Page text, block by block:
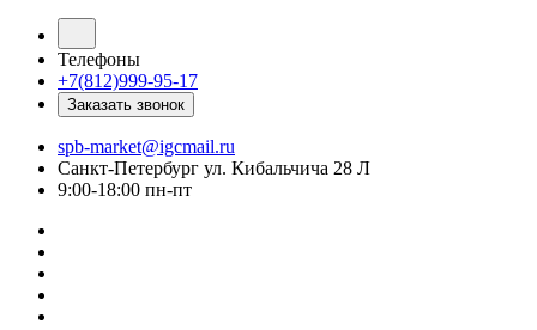
Телефоны
+7(812)999-95-17
Заказать звонок
spb-market@igcmail.ru
Санкт-Петербург ул. Кибальчича 28 Л
9:00-18:00 пн-пт